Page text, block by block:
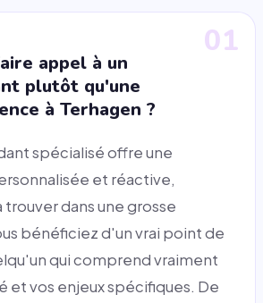
01
appel à un
plutôt qu'une
à Terhagen ?
spécialisé offre une
et réactive,
dans une grosse
bénéficiez d'un vrai point de
qui comprend vraiment
et vos enjeux spécifiques. De